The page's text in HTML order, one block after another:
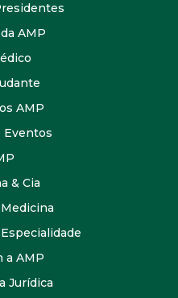
AMP
AMP
Eventos
& Cia
a AMP
Jurídica